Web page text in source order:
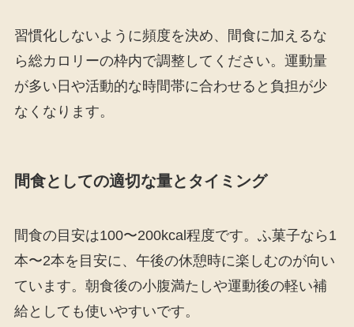
習慣化しないように頻度を決め、間食に加えるな
ら総カロリーの枠内で調整してください。運動量
が多い日や活動的な時間帯に合わせると負担が少
なくなります。
間食としての適切な量とタイミング
間食の目安は100〜200kcal程度です。ふ菓子なら1
本〜2本を目安に、午後の休憩時に楽しむのが向い
ています。朝食後の小腹満たしや運動後の軽い補
給としても使いやすいです。